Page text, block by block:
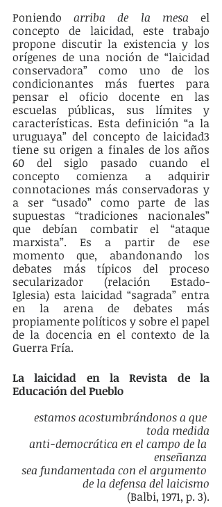
Poniendo arriba de la mesa el
concepto de laicidad, este trabajo
propone discutir la existencia y los
orígenes de una noción de “laicidad
conservadora” como uno de los
condicionantes más fuertes para
pensar el oficio docente en las
escuelas públicas, sus límites y
características. Esta definición “a la
uruguaya” del concepto de laicidad3
tiene su origen a finales de los años
60 del siglo pasado cuando el
concepto comienza a adquirir
connotaciones más conservadoras y
a ser “usado” como parte de las
supuestas “tradiciones nacionales”
que debían combatir el “ataque
marxista”. Es a partir de ese
momento que, abandonando los
debates más típicos del proceso
secularizador (relación Estado-
Iglesia) esta laicidad “sagrada” entra
en la arena de debates más
propiamente políticos y sobre el papel
de la docencia en el contexto de la
Guerra Fría.
La laicidad en la Revista de la
Educación del Pueblo
estamos acostumbrándonos a que
toda medida
anti-democrática en el campo de la
enseñanza
sea fundamentada con el argumento
de la defensa del laicismo
(Balbi, 1971, p. 3).